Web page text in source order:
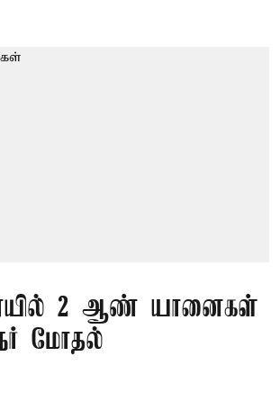
2 ஆண் யானைகள்
மோதல்